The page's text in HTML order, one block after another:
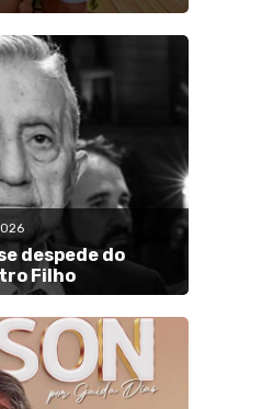
despede do
Filho